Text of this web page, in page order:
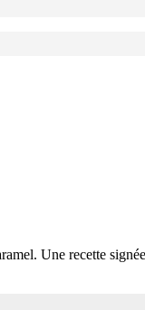
Une recette